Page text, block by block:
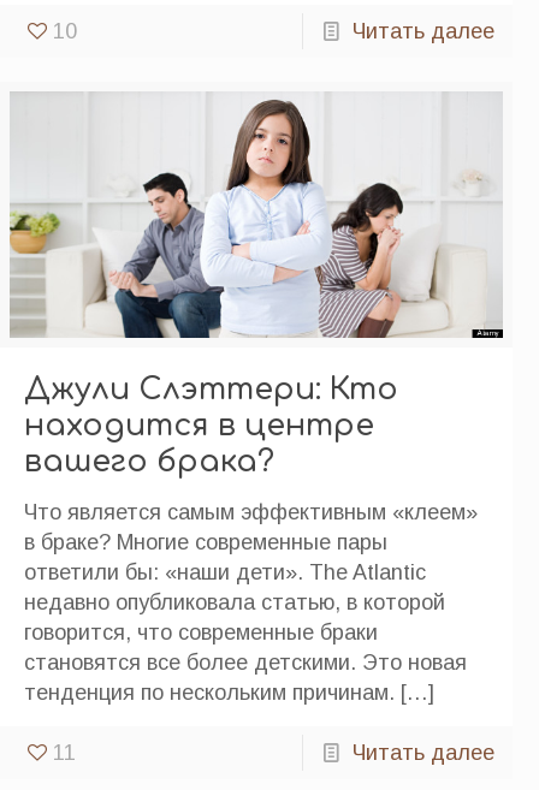
10 Читать далее
Джули Слэттери: Кто
находится в центре
вашего брака?
Что является самым эффективным «клеем»
в браке? Многие современные пары
ответили бы: «наши дети». The Atlantic
недавно опубликовала статью, в которой
говорится, что современные браки
становятся все более детскими. Это новая
тенденция по нескольким причинам. […]
11 Читать далее